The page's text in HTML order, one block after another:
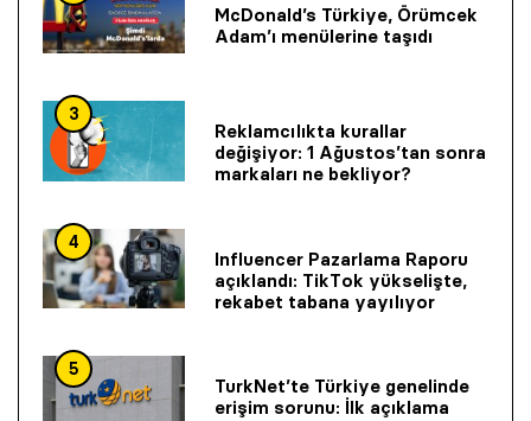
McDonald’s Türkiye, Örümcek
Adam’ı menülerine taşıdı
3
Reklamcılıkta kurallar
değişiyor: 1 Ağustos’tan sonra
markaları ne bekliyor?
4
Influencer Pazarlama Raporu
açıklandı: TikTok yükselişte,
rekabet tabana yayılıyor
5
TurkNet’te Türkiye genelinde
erişim sorunu: İlk açıklama